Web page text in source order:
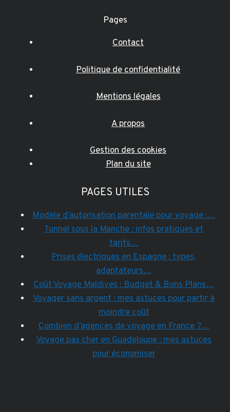
Pages
Contact
Politique de confidentialité
Mentions légales
A propos
Gestion des cookies
Plan du site
PAGES UTILES
Modèle d’autorisation parentale pour voyage :…
Tunnel sous la Manche : infos pratiques et
tarifs…
Prises électriques en Espagne : types,
adaptateurs…
Coût Voyage Maldives : Budget & Bons Plans…
Voyager sans argent : mes astuces pour partir à
moindre coût
Combien d’agences de voyage en France ?…
Voyage pas cher en Guadeloupe : mes astuces
pour économiser